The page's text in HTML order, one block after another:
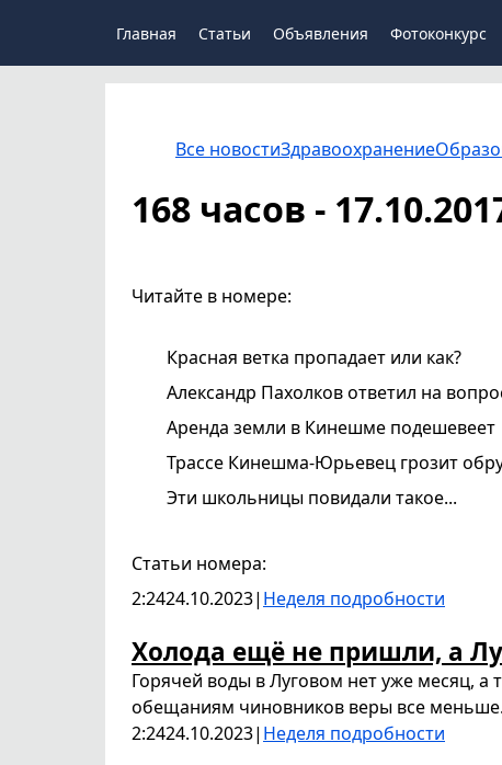
Главная Статьи Объявления Фотоконкурс
Все новостиЗдравоохранение
168 часов -
Читайте в номере:
Красная ветка пропадает или как?
Александр Пахолков ответил на
Аренда земли в Кинешме подешевеет
Трассе Кинешма-Юрьевец грозит
Эти школьницы повидали такое...
Статьи номера:
2:2424.10.2023| Неделя подробности
Холода ещё не пришли, а
Горячей воды в Луговом нет уже месяц,
обещаниям чиновников веры все меньше.
2:2424.10.2023| Неделя подробности